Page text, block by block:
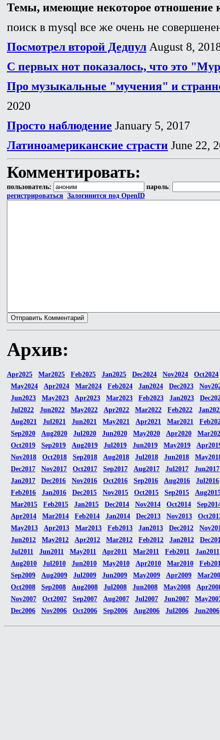
Темы, имеющие некоторое отношение
поиск в mysql все же очень не
Посмотрел второй Дедпул August 8,
С первых нот показалось, что это
Про музыкальные "мучения" и
2020
Просто наблюдение January 5, 2017
Латиноамериканские страсти June 22,
Комментировать:
пользователь: пароль:
регистрироваться Залогинится под OpenID
Архив:
Apr2025 Mar2025 Feb2025 Jan2025 Dec2024 Nov2024
Oct2024
May2024
Apr2024 Mar2024 Feb2024 Jan2024 Dec2023
Jun2023
May2023 Apr2023 Mar2023 Feb2023 Jan2023
Jul2022
Jun2022 May2022 Apr2022 Mar2022 Feb2022
Aug2021
Jul2021 Jun2021 May2021 Apr2021 Mar2021
Sep2020
Aug2020 Jul2020 Jun2020 May2020 Apr2020
Oct2019
Sep2019 Aug2019 Jul2019 Jun2019 May2019
Nov2018
Oct2018 Sep2018 Aug2018 Jul2018 Jun2018
Dec2017
Nov2017 Oct2017 Sep2017 Aug2017 Jul2017
Jun2017
Jan2017
Dec2016 Nov2016 Oct2016 Sep2016 Aug2016
Jul2016
Feb2016
Jan2016 Dec2015 Nov2015 Oct2015 Sep2015
Mar2015
Feb2015 Jan2015 Dec2014 Nov2014 Oct2014
Apr2014
Mar2014 Feb2014 Jan2014 Dec2013 Nov2013
May2013
Apr2013 Mar2013 Feb2013 Jan2013 Dec2012
Jun2012
May2012 Apr2012 Mar2012 Feb2012 Jan2012
Jul2011
Jun2011 May2011 Apr2011 Mar2011 Feb2011
Jan2011
Aug2010
Jul2010 Jun2010 May2010 Apr2010 Mar2010
Sep2009
Aug2009 Jul2009 Jun2009 May2009 Apr2009
Oct2008
Sep2008 Aug2008 Jul2008 Jun2008 May2008
Nov2007
Oct2007 Sep2007 Aug2007 Jul2007 Jun2007
Dec2006
Nov2006 Oct2006 Sep2006 Aug2006 Jul2006 Jun2006